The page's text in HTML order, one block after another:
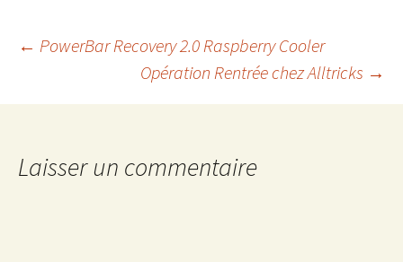
Navigation
des
articles
← PowerBar Recovery 2.0 Raspberry Cooler
Opération Rentrée chez Alltricks →
Laisser un commentaire